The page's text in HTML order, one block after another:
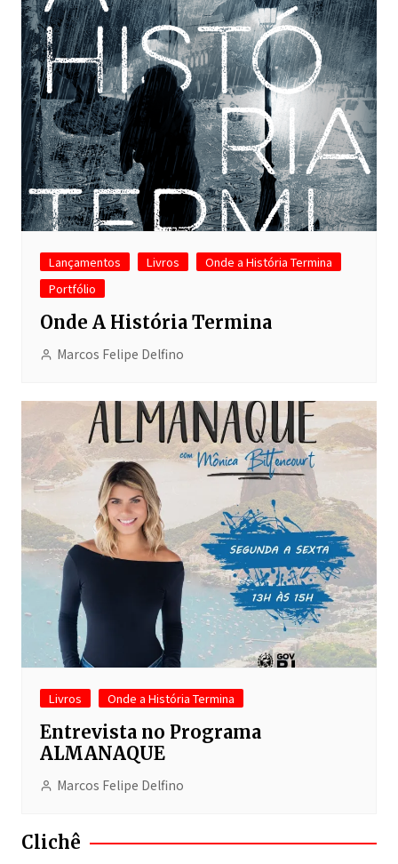
Lançamentos Livros
Onde a História Termina
Portfólio
Onde A História Termina
Marcos Felipe Delfino
Livros Onde a História Termina
Entrevista no Programa
ALMANAQUE
Marcos Felipe Delfino
Clichê